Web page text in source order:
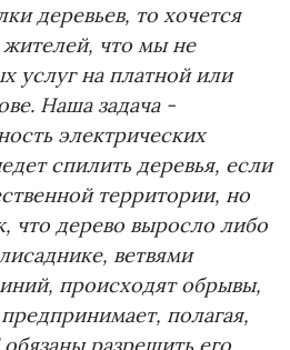
деревьев, то хочется
жителей, что мы не
услуг на платной или
Наша задача -
электрических
спилить деревья, если
территории, но
что дерево выросло либо
ветвями
происходят обрывы,
полагая,